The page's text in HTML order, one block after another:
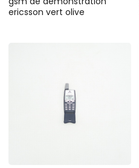
ericsson vert olive